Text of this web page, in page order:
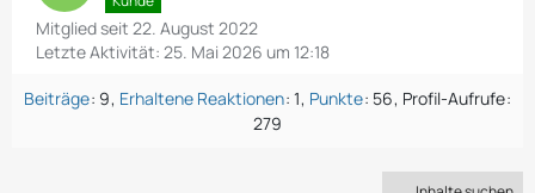
Mitglied seit 22. August 2022
Letzte Aktivität: 25. Mai 2026 um 12:18
Beiträge 9 Erhaltene Reaktionen 1 Punkte 56 Profil-Aufrufe
279